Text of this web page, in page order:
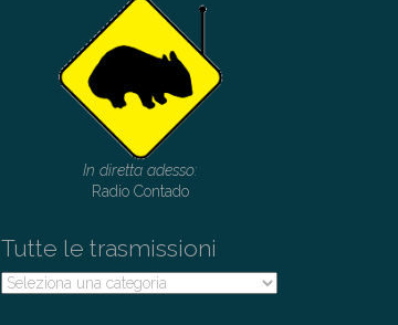
In diretta adesso:
Radio Contado
Tutte le trasmissioni
Tutte